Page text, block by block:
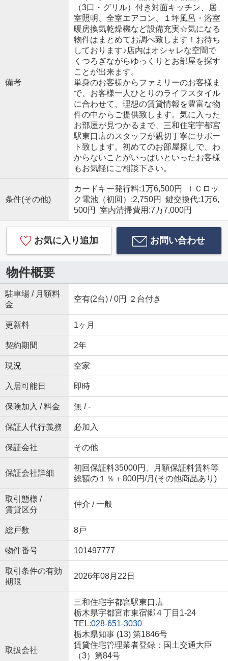
備考
（3口・グリル）付き対面キッチン、居
室照明、全室エアコン、１坪風呂・浴室
暖房換気乾燥機など設備充実☆気になる
物件はまとめてお調べ致します！お待ち
しております♪店内はオシャレな空間で
くつろぎながらゆっくりとお部屋を探す
ことが出来ます。
単身のお客様からファミリーのお客様ま
で、お客様一人ひとりのライフスタイル
に合わせて、理想の賃貸情報を豊富な物
件の中からご提供致します。気に入った
お部屋が見つかるまで、三和住宅宇都宮
駅東口店のスタッフが親切丁寧にサポー
ト致します。初めてのお部屋探しで、わ
からないことがいっぱいといったお客様
もお気軽にご相談下さい。
条件(その他)
カードキー発行料:1万6,500円 ＩＣロッ
ク電池（初回）:2,750円 鍵交換代:1万6,
500円 室内清掃費用:7万7,000円
お気に入り追加 お問い合わせ
物件概要
駐車場 / 月額料
金
空有(2台) / 0円 ２台付き
更新料 1ヶ月
契約期間 2年
現況 空家
入居可能日 即時
保険加入 / 料金 無 / -
保証人代行義務 必加入
保証会社 その他
保証会社詳細
初回保証料35000円、月額保証料賃料等
総額の１％＋800円/月(その他商品あり)
取引態様 /
賃貸区分
仲介 / 一般
総戸数 8戸
物件番号 101497777
取引条件の有効
期限
2026年08月22日
取扱会社
三和住宅宇都宮駅東口店
栃木県宇都宮市東宿郷４丁目1-24
TEL:028-651-3030
栃木県知事 (13) 第1846号
賃貸住宅管理業者登録：国土交通大臣
（3）第84号